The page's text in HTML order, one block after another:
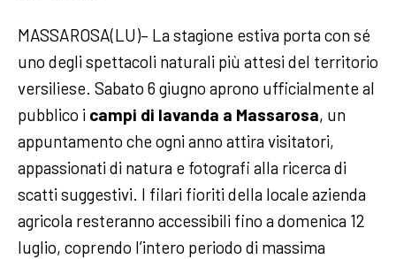
MASSAROSA(LU)– La stagione estiva porta con sé
uno degli spettacoli naturali più attesi del territorio
versiliese. Sabato 6 giugno aprono ufficialmente al
pubblico i campi di lavanda a Massarosa, un
appuntamento che ogni anno attira visitatori,
appassionati di natura e fotografi alla ricerca di
scatti suggestivi. I filari fioriti della locale azienda
agricola resteranno accessibili fino a domenica 12
luglio, coprendo l’intero periodo di massima